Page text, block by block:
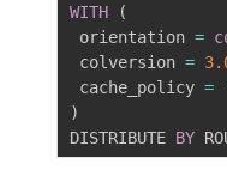
WITH
(
orientation =
colversion =
cache_policy =
)
DISTRIBUTE BY